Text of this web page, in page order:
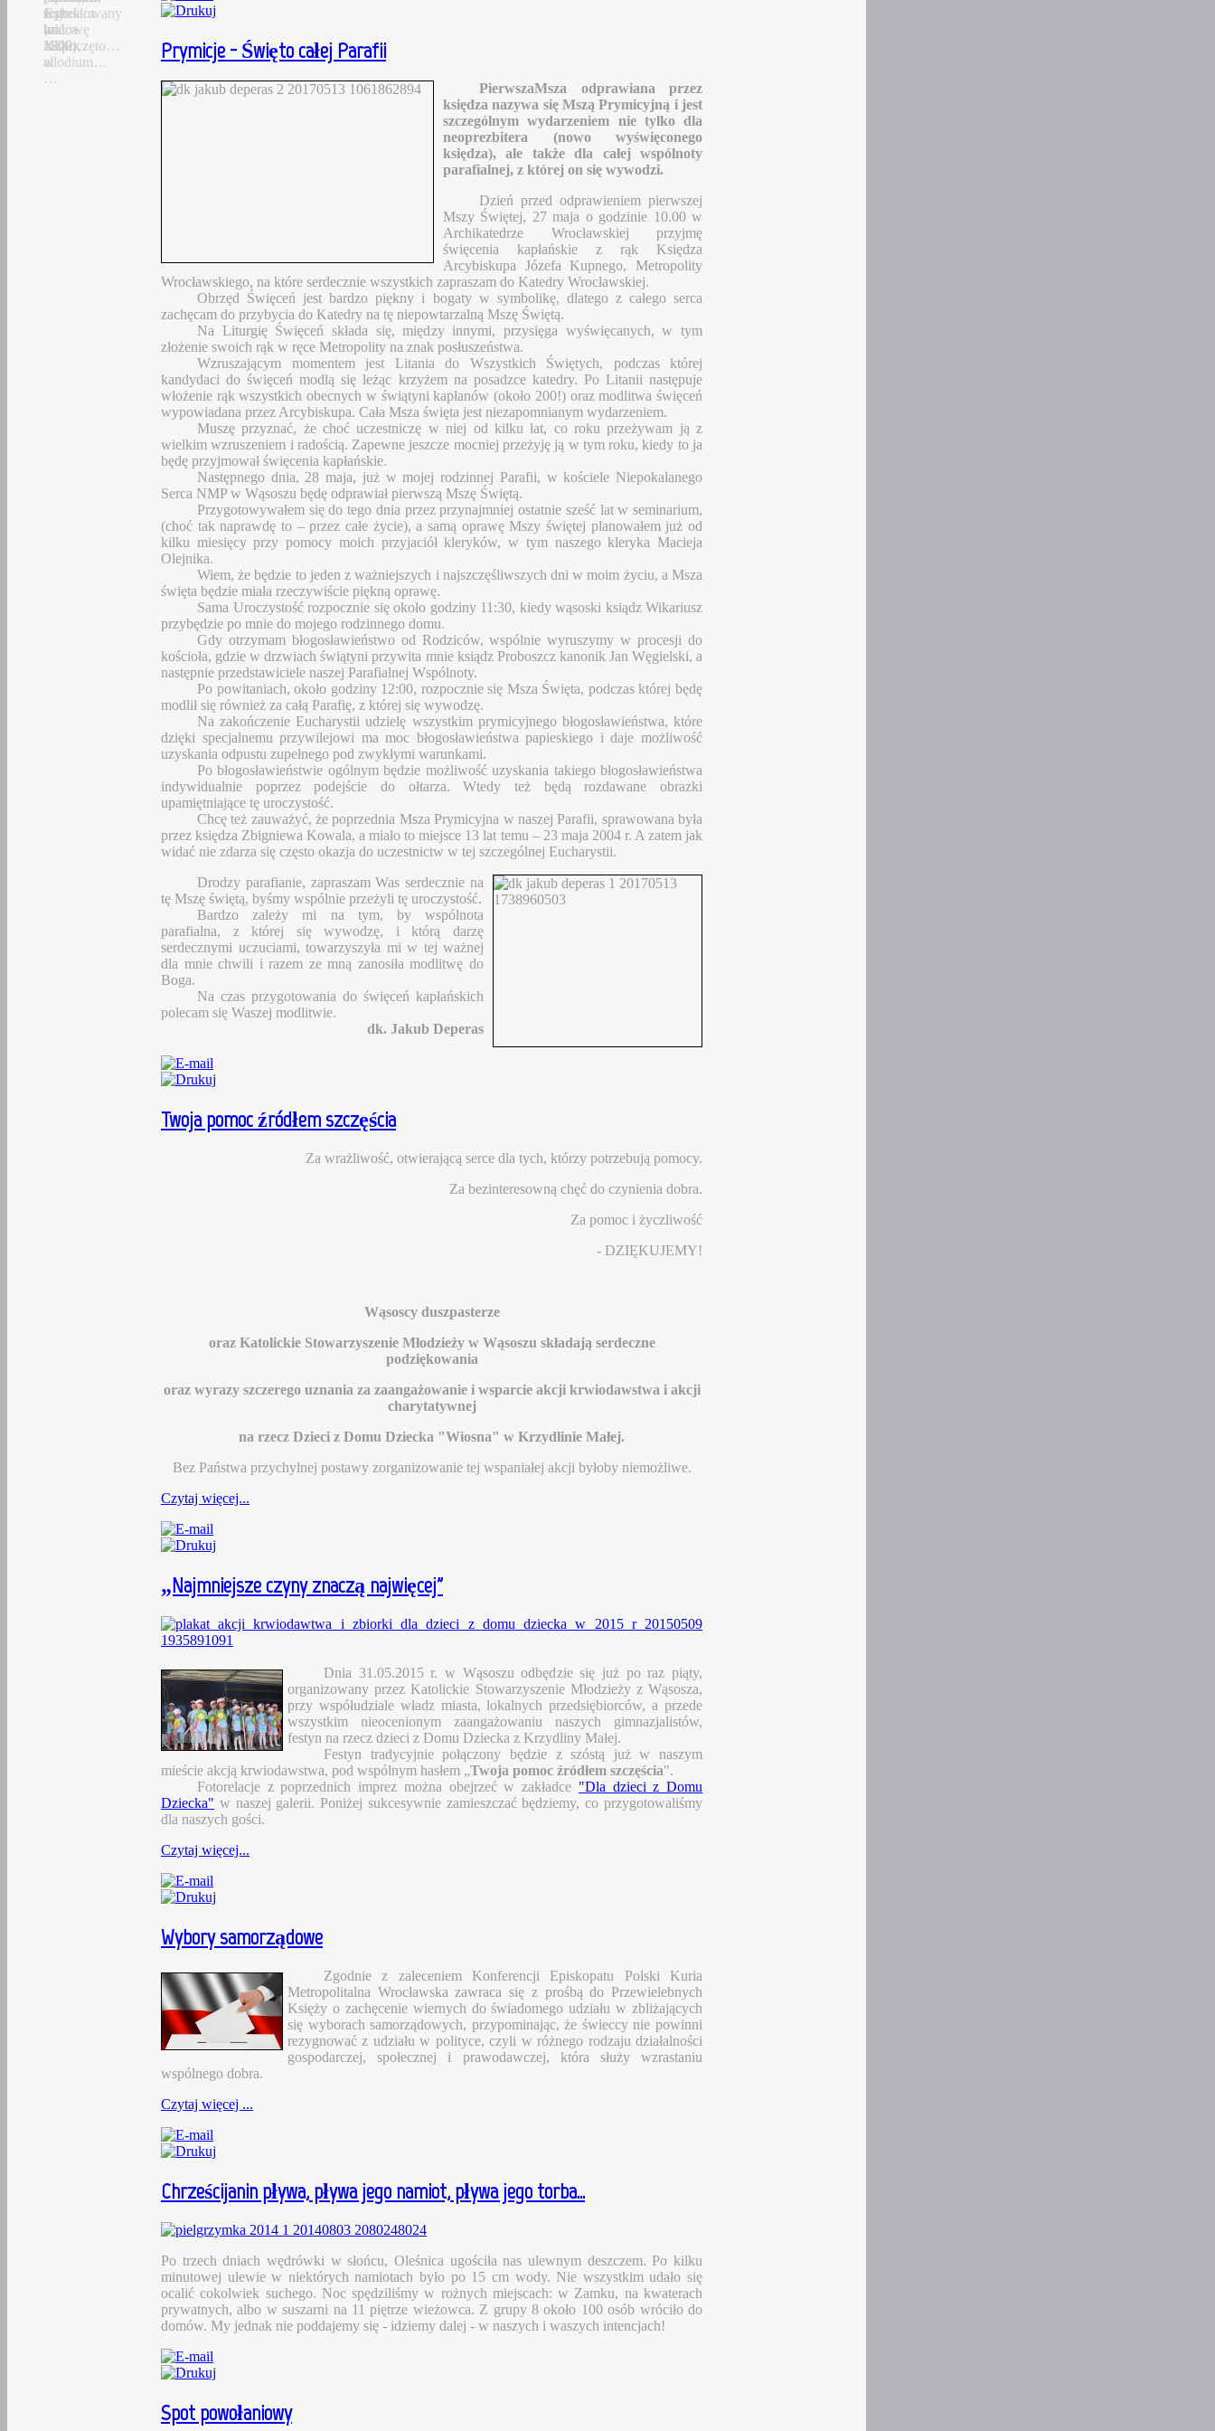
Czhelacz
(ok.
1300),
allodium…
z
końca
XIX
w.
…
Jego
budowę
rozpoczęto…
wybudowany
w
1822…
Prymicje - Święto całej Parafii
PierwszaMsza odprawiana przez
księdza nazywa się Mszą Prymicyjną i jest
szczególnym wydarzeniem nie tylko dla
neoprezbitera (nowo wyświęconego
księdza), ale także dla całej wspólnoty
parafialnej, z której on się wywodzi.
Dzień przed odprawieniem pierwszej
Mszy Świętej, 27 maja o godzinie 10.00 w
Archikatedrze Wrocławskiej przyjmę
święcenia kapłańskie z rąk Księdza
Arcybiskupa Józefa Kupnego, Metropolity
Wrocławskiego, na które serdecznie wszystkich zapraszam do Katedry Wrocławskiej.
Obrzęd Święceń jest bardzo piękny i bogaty w symbolikę, dlatego z całego serca
zachęcam do przybycia do Katedry na tę niepowtarzalną Mszę Świętą.
Na Liturgię Święceń składa się, między innymi, przysięga wyświęcanych, w tym
złożenie swoich rąk w ręce Metropolity na znak posłuszeństwa.
Wzruszającym momentem jest Litania do Wszystkich Świętych, podczas której
kandydaci do święceń modlą się leżąc krzyżem na posadzce katedry. Po Litanii następuje
włożenie rąk wszystkich obecnych w świątyni kapłanów (około 200!) oraz modlitwa święceń
wypowiadana przez Arcybiskupa. Cała Msza święta jest niezapomnianym wydarzeniem.
Muszę przyznać, że choć uczestniczę w niej od kilku lat, co roku przeżywam ją z
wielkim wzruszeniem i radością. Zapewne jeszcze mocniej przeżyję ją w tym roku, kiedy to ja
będę przyjmował święcenia kapłańskie.
Następnego dnia, 28 maja, już w mojej rodzinnej Parafii, w kościele Niepokalanego
Serca NMP w Wąsoszu będę odprawiał pierwszą Mszę Świętą.
Przygotowywałem się do tego dnia przez przynajmniej ostatnie sześć lat w seminarium,
(choć tak naprawdę to – przez całe życie), a samą oprawę Mszy świętej planowałem już od
kilku miesięcy przy pomocy moich przyjaciół kleryków, w tym naszego kleryka Macieja
Olejnika.
Wiem, że będzie to jeden z ważniejszych i najszczęśliwszych dni w moim życiu, a Msza
święta będzie miała rzeczywiście piękną oprawę.
Sama Uroczystość rozpocznie się około godziny 11:30, kiedy wąsoski ksiądz Wikariusz
przybędzie po mnie do mojego rodzinnego domu.
Gdy otrzymam błogosławieństwo od Rodziców, wspólnie wyruszymy w procesji do
kościoła, gdzie w drzwiach świątyni przywita mnie ksiądz Proboszcz kanonik Jan Węgielski, a
następnie przedstawiciele naszej Parafialnej Wspólnoty.
Po powitaniach, około godziny 12:00, rozpocznie się Msza Święta, podczas której będę
modlił się również za całą Parafię, z której się wywodzę.
Na zakończenie Eucharystii udzielę wszystkim prymicyjnego błogosławieństwa, które
dzięki specjalnemu przywilejowi ma moc błogosławieństwa papieskiego i daje możliwość
uzyskania odpustu zupełnego pod zwykłymi warunkami.
Po błogosławieństwie ogólnym będzie możliwość uzyskania takiego błogosławieństwa
indywidualnie poprzez podejście do ołtarza. Wtedy też będą rozdawane obrazki
upamiętniające tę uroczystość.
Chcę też zauważyć, że poprzednia Msza Prymicyjna w naszej Parafii, sprawowana była
przez księdza Zbigniewa Kowala, a miało to miejsce 13 lat temu – 23 maja 2004 r. A zatem jak
widać nie zdarza się często okazja do uczestnictw w tej szczególnej Eucharystii.
Drodzy parafianie, zapraszam Was serdecznie na
tę Mszę świętą, byśmy wspólnie przeżyli tę uroczystość.
Bardzo zależy mi na tym, by wspólnota
parafialna, z której się wywodzę, i którą darzę
serdecznymi uczuciami, towarzyszyła mi w tej ważnej
dla mnie chwili i razem ze mną zanosiła modlitwę do
Boga.
Na czas przygotowania do święceń kapłańskich
polecam się Waszej modlitwie.
dk. Jakub Deperas
Twojapomoc źródłem szczęścia
Za wrażliwość, otwierającą serce dla tych, którzy potrzebują pomocy.
Za bezinteresowną chęć do czynienia dobra.
Za pomoc i życzliwość
- DZIĘKUJEMY!
Wąsoscy duszpasterze
oraz Katolickie Stowarzyszenie Młodzieży w Wąsoszu składają serdeczne
podziękowania
oraz wyrazy szczerego uznania za zaangażowanie i wsparcie akcji krwiodawstwa i akcji
charytatywnej
na rzecz Dzieci z Domu Dziecka "Wiosna" w Krzydlinie Małej.
Bez Państwa przychylnej postawy zorganizowanie tej wspaniałej akcji byłoby niemożliwe.
Czytaj więcej...
„Najmniejszeczyny znaczą najwięcej”
Dnia 31.05.2015 r. w Wąsoszu odbędzie się już po raz piąty,
organizowany przez Katolickie Stowarzyszenie Młodzieży z Wąsosza,
przy współudziale władz miasta, lokalnych przedsiębiorców, a przede
wszystkim nieocenionym zaangażowaniu naszych gimnazjalistów,
festyn na rzecz dzieci z Domu Dziecka z Krzydliny Małej.
Festyn tradycyjnie połączony będzie z szóstą już w naszym
mieście akcją krwiodawstwa, pod wspólnym hasłem „Twoja pomoc źródłem szczęścia".
Fotorelacje z poprzednich imprez można obejrzeć w zakładce "Dla dzieci z Domu
Dziecka" w naszej galerii. Poniżej sukcesywnie zamieszczać będziemy, co przygotowaliśmy
dla naszych gości.
Czytaj więcej...
Wyborysamorządowe
Zgodnie z zaleceniem Konferencji Episkopatu Polski Kuria
Metropolitalna Wrocławska zawraca się z prośbą do Przewielebnych
Księży o zachęcenie wiernych do świadomego udziału w zbliżających
się wyborach samorządowych, przypominając, że świeccy nie powinni
rezygnować z udziału w polityce, czyli w różnego rodzaju działalności
gospodarczej, społecznej i prawodawczej, która służy wzrastaniu
wspólnego dobra.
Czytaj więcej ...
Chrześcijanin pływa, pływa jego namiot, pływa jego torba...
Po trzech dniach wędrówki w słońcu, Oleśnica ugościła nas ulewnym deszczem. Po kilku
minutowej ulewie w niektórych namiotach było po 15 cm wody. Nie wszystkim udało się
ocalić cokolwiek suchego. Noc spędziliśmy w rożnych miejscach: w Zamku, na kwaterach
prywatnych, albo w suszarni na 11 piętrze wieżowca. Z grupy 8 około 100 osób wróciło do
domów. My jednak nie poddajemy się - idziemy dalej - w naszych i waszych intencjach!
Spot powołaniowy